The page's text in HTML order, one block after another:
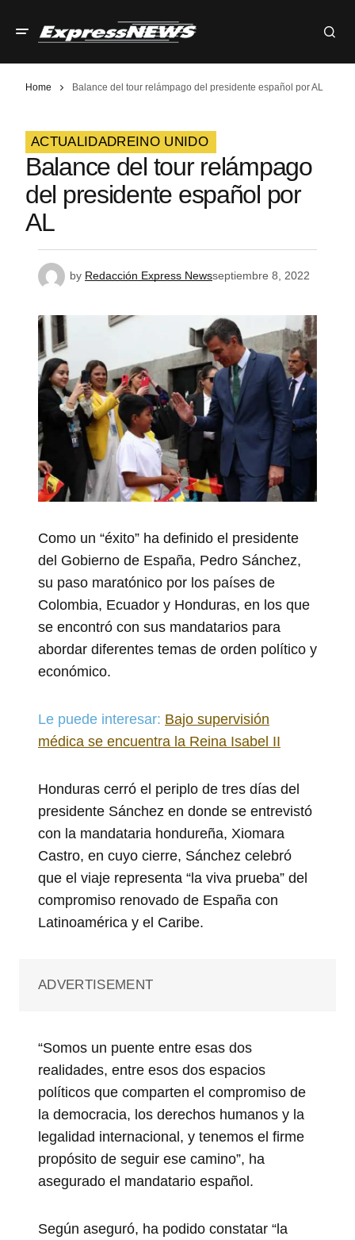
Home Balance del tour relámpago del presidente español por AL
ACTUALIDADREINO UNIDO
Balance del tour relámpago
del presidente español por
AL
by Redacción Express Newsseptiembre 8, 2022
Como un “éxito” ha definido el presidente
del Gobierno de España, Pedro Sánchez,
su paso maratónico por los países de
Colombia, Ecuador y Honduras, en los que
se encontró con sus mandatarios para
abordar diferentes temas de orden político y
económico.
Le puede interesar: Bajo supervisión
médica se encuentra la Reina Isabel II
Honduras cerró el periplo de tres días del
presidente Sánchez en donde se entrevistó
con la mandataria hondureña, Xiomara
Castro, en cuyo cierre, Sánchez celebró
que el viaje representa “la viva prueba” del
compromiso renovado de España con
Latinoamérica y el Caribe.
ADVERTISEMENT
“Somos un puente entre esas dos
realidades, entre esos dos espacios
políticos que comparten el compromiso de
la democracia, los derechos humanos y la
legalidad internacional, y tenemos el firme
propósito de seguir ese camino”, ha
asegurado el mandatario español.
Según aseguró, ha podido constatar “la